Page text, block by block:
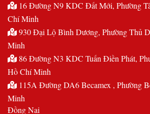
16 Đường N9 KDC Đất Mới, Phường
Chí Minh
930 Đại Lộ Bình Dương, Phường Thủ
Minh
86 Đường N3 KDC Tuấn Điền Phát,
Hồ Chí Minh
115A Đường DA6 Becamex , Phường
Minh
Đồng Nai